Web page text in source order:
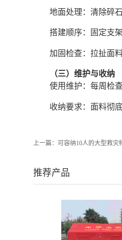
地面处理：清除碎
搭建顺序：固定支
加固检查：拉扯面
（三）维护与收纳
使用维护：每周检
收纳要求：面料彻
上一篇： 可容纳10人的大型救灾
推荐产品